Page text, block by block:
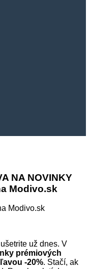
NA NOVINKY
Modivo.sk
už dnes. V
prémiových
-20%. Stačí, ak